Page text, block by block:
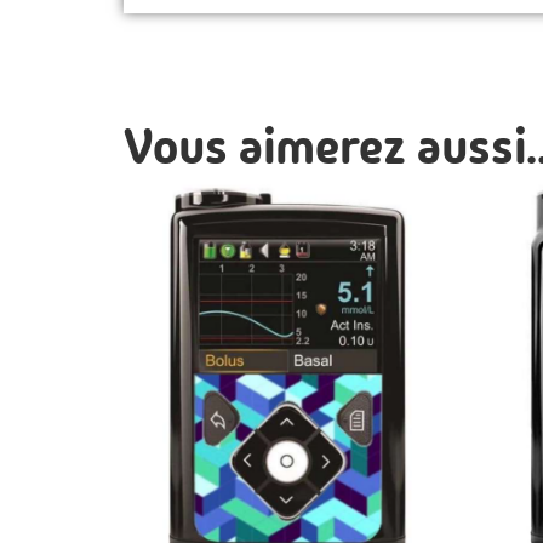
Vous aimerez